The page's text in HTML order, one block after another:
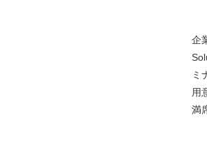
企
ミ
用
満